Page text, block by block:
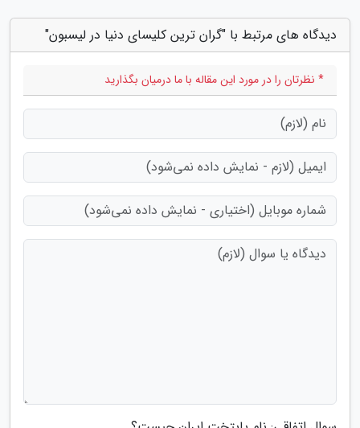
دیدگاه های مرتبط با "گران ترین کلیسای دنیا در لیسبون"
* نظرتان را در مورد این مقاله با ما درمیان بگذارید